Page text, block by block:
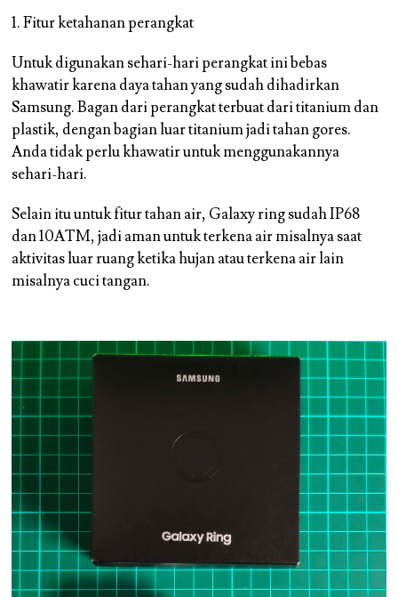
1. Fitur ketahanan perangkat
Untuk digunakan sehari-hari perangkat ini bebas
khawatir karena daya tahan yang sudah dihadirkan
Samsung. Bagan dari perangkat terbuat dari titanium dan
plastik, dengan bagian luar titanium jadi tahan gores.
Anda tidak perlu khawatir untuk menggunakannya
sehari-hari.
Selain itu untuk fitur tahan air, Galaxy ring sudah IP68
dan 10ATM, jadi aman untuk terkena air misalnya saat
aktivitas luar ruang ketika hujan atau terkena air lain
misalnya cuci tangan.